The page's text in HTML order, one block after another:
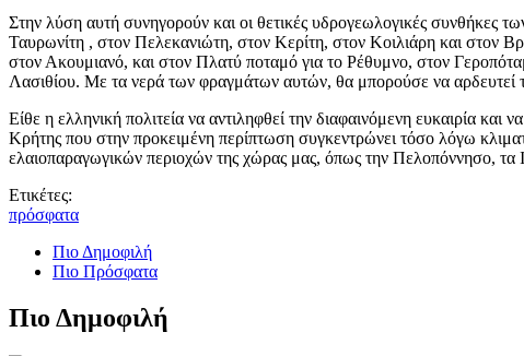
Στην λύση αυτή συνηγορούν και οι θετικές υδρογεωλογικές
Ταυρωνίτη , στον Πελεκανιώτη, στον Κερίτη, στον Κοιλιάρη και
στον Ακουμιανό, και στον Πλατύ ποταμό για το Ρέθυμνο, στον
Λασιθίου. Με τα νερά των φραγμάτων αυτών, θα μπορούσε να αρδευτεί
Είθε η ελληνική πολιτεία να αντιληφθεί την διαφαινόμενη ευκαιρία και
Κρήτης που στην προκειμένη περίπτωση συγκεντρώνει τόσο λόγω
ελαιοπαραγωγικών περιοχών της χώρας μας, όπως την Πελοπόννησο, τα
Ετικέτες:
πρόσφατα
Πιο Δημοφιλή
Πιο Πρόσφατα
Πιο Δημοφιλή